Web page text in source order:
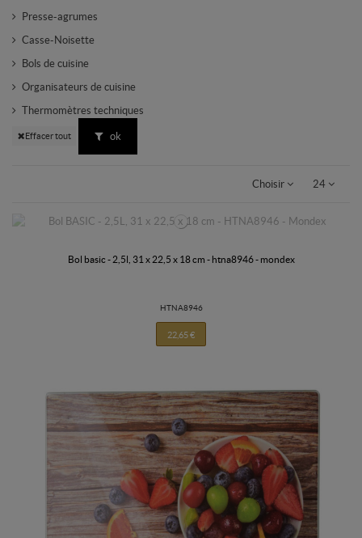
Presse-agrumes
Casse-Noisette
Bols de cuisine
Organisateurs de cuisine
Thermomètres techniques
Effacer tout ok
Choisir 24
bol basic - 2,5l, 31 x 22,5 x 18 cm - htna8946 - mondex
HTNA8946
22,65 €